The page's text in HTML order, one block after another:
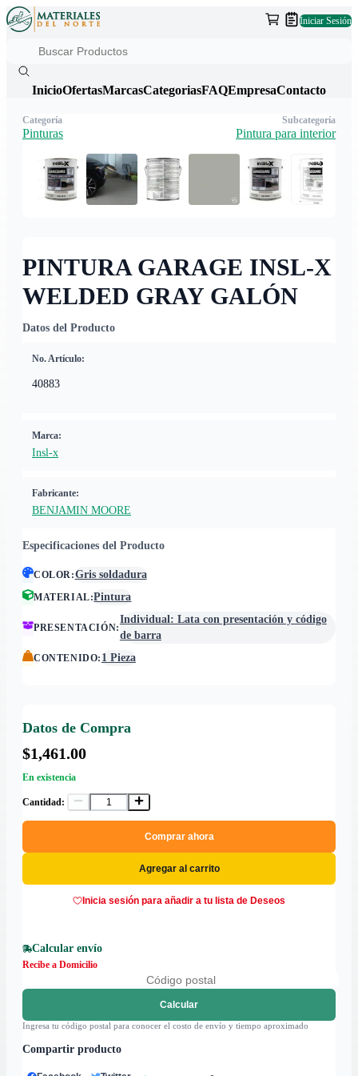
Iniciar Sesión
InicioOfertasMarcasCategoriasFAQEmpresaContacto
PINTURA GARAGE INSL-X
WELDED GRAY GALÓN
Datos del Producto
No. Artículo:
40883
Marca:
Insl-x
Fabricante:
BENJAMIN MOORE
Especificaciones del Producto
COLOR:Gris soldadura
MATERIAL:Pintura
PRESENTACIÓN:
Individual: Lata con presentación y código
de barra
CONTENIDO: 1 Pieza
Datos de Compra
$1,461.00
En existencia
Cantidad:
Comprar ahora
Agregar al carrito
Inicia sesión para añadir a tu lista de Deseos
Calcular envío
Recibe a Domicilio
Calcular
Ingresa tu código postal para conocer el costo de envío y tiempo aproximado
Compartir producto
Categoría
Pinturas
Subcategoría
Pintura para interior